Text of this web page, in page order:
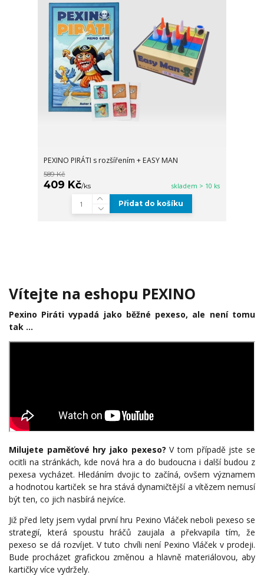
PEXINO PIRÁTI s rozšířením + EASY MAN
589 Kč
409 Kč/ks skladem > 10 ks
Přidat do košíku
Vítejte na eshopu PEXINO
Pexino Piráti vypadá jako běžné pexeso, ale není tomu
tak ...
Milujete paměťové hry jako pexeso? V tom případě jste se
ocitli na stránkách, kde nová hra a do budoucna i další budou z
pexesa vycházet. Hledáním dvojic to začíná, ovšem významem
a hodnotou kartiček se hra stává dynamičtější a vítězem nemusí
být ten, co jich nasbírá nejvíce.
Již před lety jsem vydal první hru Pexino Vláček neboli pexeso se
strategií, která spoustu hráčů zaujala a překvapila tím, že
pexeso se dá rozvíjet. V tuto chvíli není Pexino Vláček v prodeji.
Bude procházet grafickou změnou a hlavně materiálovou, aby
kartičky více vydržely.